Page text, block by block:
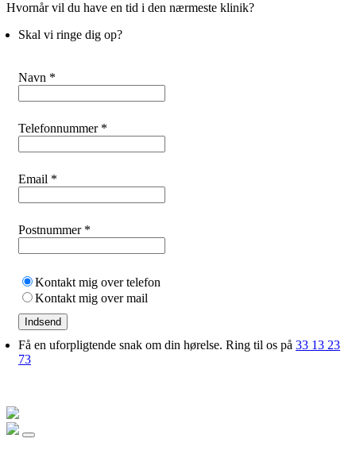
Hvornår vil du have en tid i den nærmeste klinik?
Skal vi ringe dig op?
Navn *
Telefonnummer *
Email *
Postnummer *
Kontakt mig over telefon
Kontakt mig over mail
Indsend
Få en uforpligtende snak om din hørelse. Ring til os på 33 13 23
73